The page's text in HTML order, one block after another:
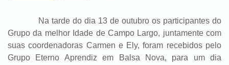
Na tarde do dia 13 de outubro os participantes do
Grupo da melhor Idade de Campo Largo, juntamente com
suas coordenadoras Carmen e Ely, foram recebidos pelo
Grupo Eterno Aprendiz em Balsa Nova, para um dia